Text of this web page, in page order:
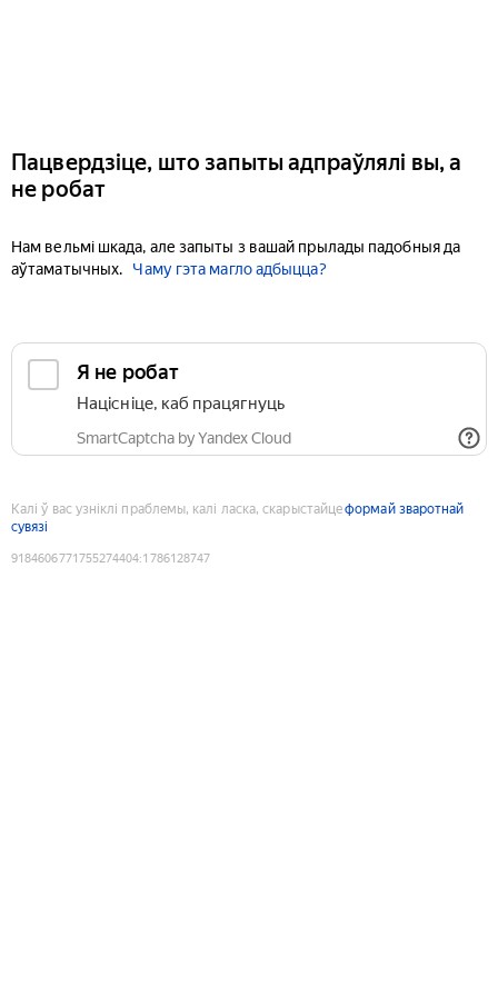
Пацвердзіце, што запыты адпраўлялі вы, а
не робат
Нам вельмі шкада, але запыты з вашай прылады падобныя да
аўтаматычных.
Чаму гэта магло адбыцца?
Я не робат
Націсніце, каб працягнуць
SmartCaptcha by Yandex Cloud
Калі ў вас узніклі праблемы, калі ласка, скарыстайцеформай зваротнай
сувязі
9184606771755274404:1786128747